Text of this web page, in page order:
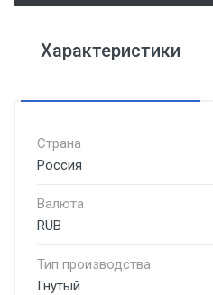
Характеристики
Страна
Россия
Валюта
RUB
Тип производства
Гнутый